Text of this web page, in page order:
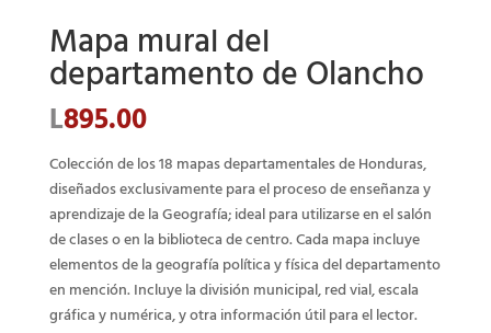
Mapa mural del
departamento de Olancho
L895.00
Colección de los 18 mapas departamentales de Honduras,
diseñados exclusivamente para el proceso de enseñanza y
aprendizaje de la Geografía; ideal para utilizarse en el salón
de clases o en la biblioteca de centro. Cada mapa incluye
elementos de la geografía política y física del departamento
en mención. Incluye la división municipal, red vial, escala
gráfica y numérica, y otra información útil para el lector.